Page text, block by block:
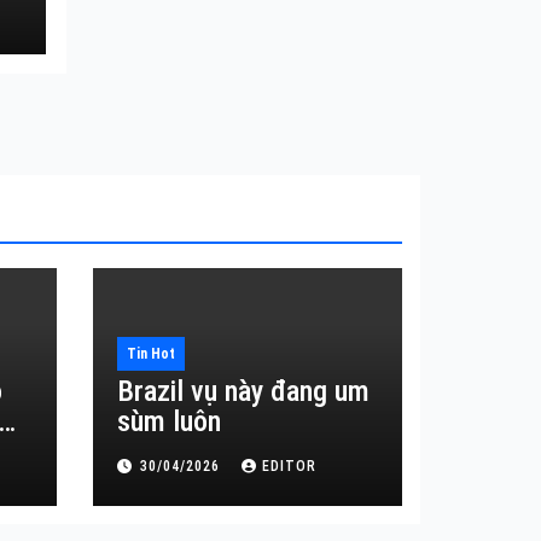
Tin Hot
Brazil vụ này đang um
sùm luôn
30/04/2026 EDITOR